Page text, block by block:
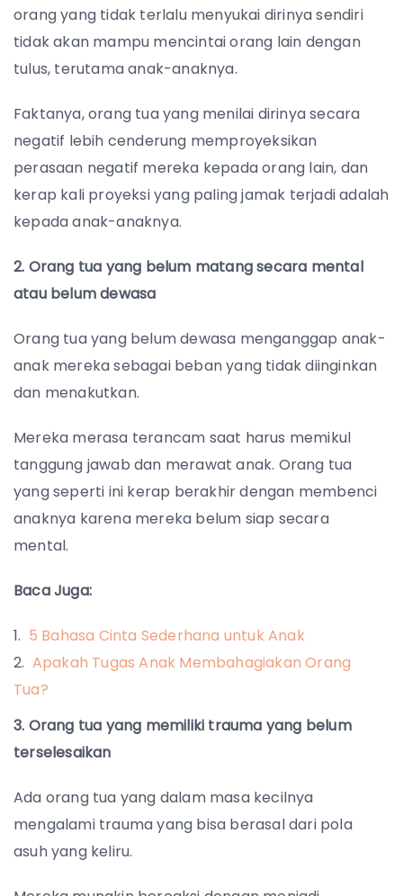
orang yang tidak terlalu menyukai dirinya sendiri
tidak akan mampu mencintai orang lain dengan
tulus, terutama anak-anaknya.
Faktanya, orang tua yang menilai dirinya secara
negatif lebih cenderung memproyeksikan
perasaan negatif mereka kepada orang lain, dan
kerap kali proyeksi yang paling jamak terjadi adalah
kepada anak-anaknya.
2. Orang tua yang belum matang secara mental
atau belum dewasa
Orang tua yang belum dewasa menganggap anak-
anak mereka sebagai beban yang tidak diinginkan
dan menakutkan.
Mereka merasa terancam saat harus memikul
tanggung jawab dan merawat anak. Orang tua
yang seperti ini kerap berakhir dengan membenci
anaknya karena mereka belum siap secara
mental.
Baca Juga:
5 Bahasa Cinta Sederhana untuk Anak
Apakah Tugas Anak Membahagiakan Orang
Tua?
3. Orang tua yang memiliki trauma yang belum
terselesaikan
Ada orang tua yang dalam masa kecilnya
mengalami trauma yang bisa berasal dari pola
asuh yang keliru.